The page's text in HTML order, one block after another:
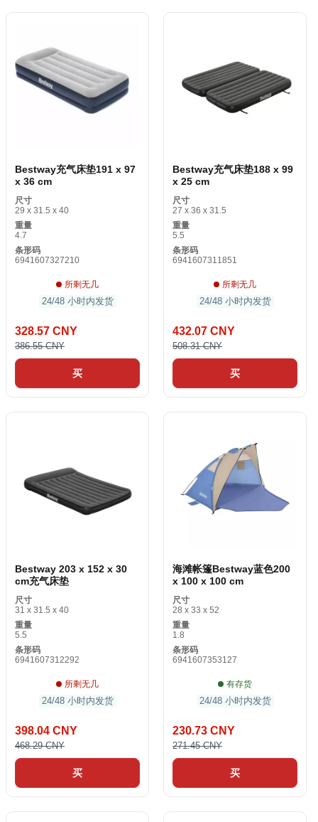
Bestway充气床垫191 x 97
x 36 cm
尺寸
29 x 31.5 x 40
重量
4.7
条形码
6941607327210
所剩无几
24/48 小时内发货
328.57 CNY
386.55 CNY
买
Bestway充气床垫188 x 99
x 25 cm
尺寸
27 x 36 x 31.5
重量
5.5
条形码
6941607311851
所剩无几
24/48 小时内发货
432.07 CNY
508.31 CNY
买
Bestway 203 x 152 x 30
cm充气床垫
尺寸
31 x 31.5 x 40
重量
5.5
条形码
6941607312292
所剩无几
24/48 小时内发货
398.04 CNY
468.29 CNY
买
海滩帐篷Bestway蓝色200
x 100 x 100 cm
尺寸
28 x 33 x 52
重量
1.8
条形码
6941607353127
有存货
24/48 小时内发货
230.73 CNY
271.45 CNY
买